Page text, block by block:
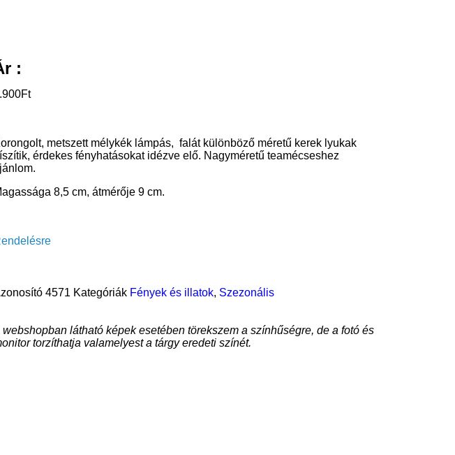
:
Ft
metszett mélykék lámpás, falát különböző méretű kerek lyukak
érdekes fényhatásokat idézve elő. Nagyméretű teamécseshez
8,5 cm, átmérője 9 cm.
4571 Kategóriák Fények és illatok, Szezonális
webshopban látható képek esetében törekszem a színhűségre, de a fotó és
torzíthatja valamelyest a tárgy eredeti színét.